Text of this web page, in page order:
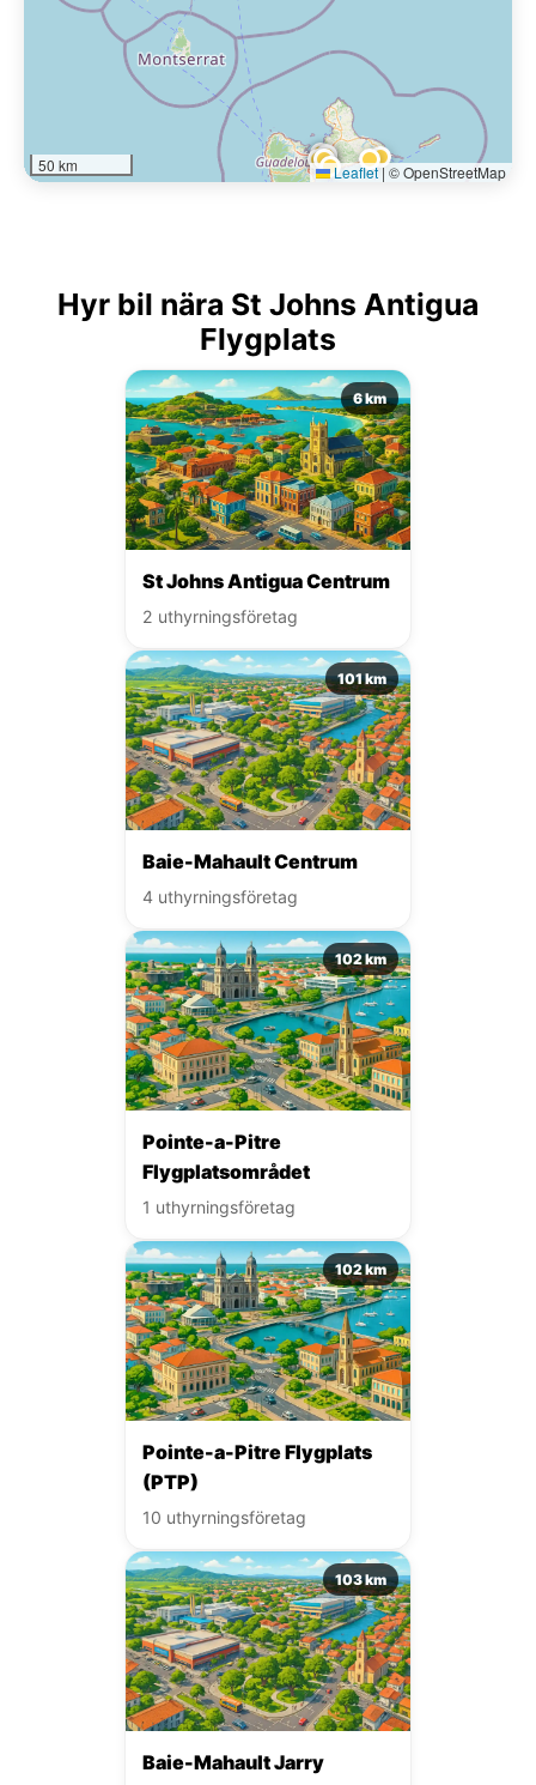
50 km Leaflet | © OpenStreetMap
Hyr bil nära St Johns Antigua
Flygplats
6 km
St Johns Antigua Centrum
2 uthyrningsföretag
101 km
Baie-Mahault Centrum
4 uthyrningsföretag
102 km
Pointe-a-Pitre
Flygplatsområdet
1 uthyrningsföretag
102 km
Pointe-a-Pitre Flygplats
(PTP)
10 uthyrningsföretag
103 km
Baie-Mahault Jarry